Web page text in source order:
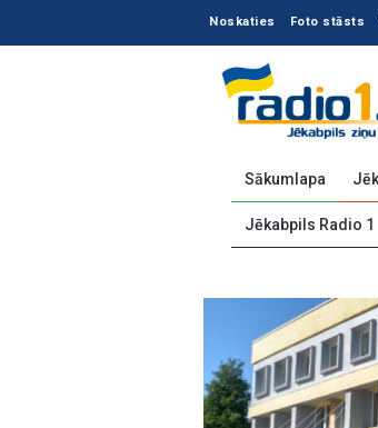
Noskaties Foto stāsts
Sākumlapa
Jēkabpils Radio 1